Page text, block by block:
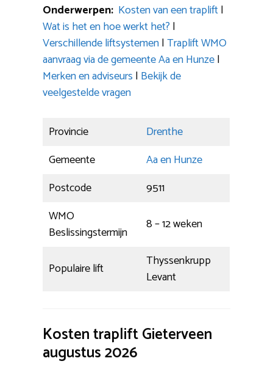
Onderwerpen: Kosten van een traplift|
Wat is het en hoe werkt het? |
Verschillende liftsystemen|Traplift WMO
aanvraag via de gemeente Aa en Hunze|
Merken en adviseurs | Bekijk de
veelgestelde vragen
Provincie
Drenthe
Gemeente
Aa en Hunze
Postcode
9511
WMO
Beslissingstermijn
8 – 12 weken
Populaire lift
Thyssenkrupp
Levant
Kosten traplift Gieterveen
augustus 2026